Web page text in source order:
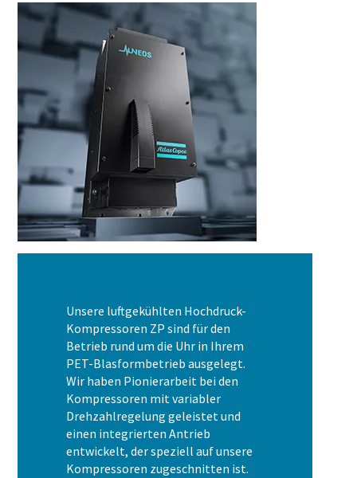
Unsere luftgekühlten Hochdruck-
Kompressoren ZP sind für den
Betrieb rund um die Uhr in Ihrem
PET-Blasformbetrieb ausgelegt.
Wir haben Pionierarbeit bei den
Kompressoren mit variabler
Drehzahlregelung geleistet und
einen integrierten Antrieb
entwickelt, der speziell auf unsere
Kompressoren zugeschnitten ist.